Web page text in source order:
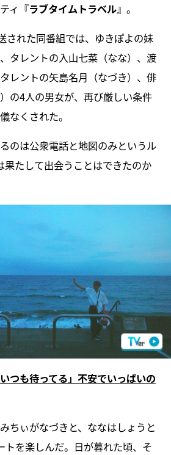
ィ『ラブタイムトラベル』。
された同番組では、ゆきぽよの妹
タレントの入山七菜（なな）、渡
レントの矢島名月（なづき）、俳
の4人の男女が、再び厳しい条件
なくされた。
のは公衆電話と地図のみというル
果たして出会うことはできたのか
つも待ってる」不安でいっぱいの
ちぃがなづきと、ななはしょうと
トを楽しんだ。日が暮れた頃、そ